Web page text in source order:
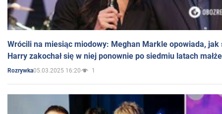
Wrócili na miesiąc miodowy: Meghan Markle opowiada, jak
Harry zakochał się w niej ponownie po siedmiu latach
Rozrywka05.03.2025 16:20 1